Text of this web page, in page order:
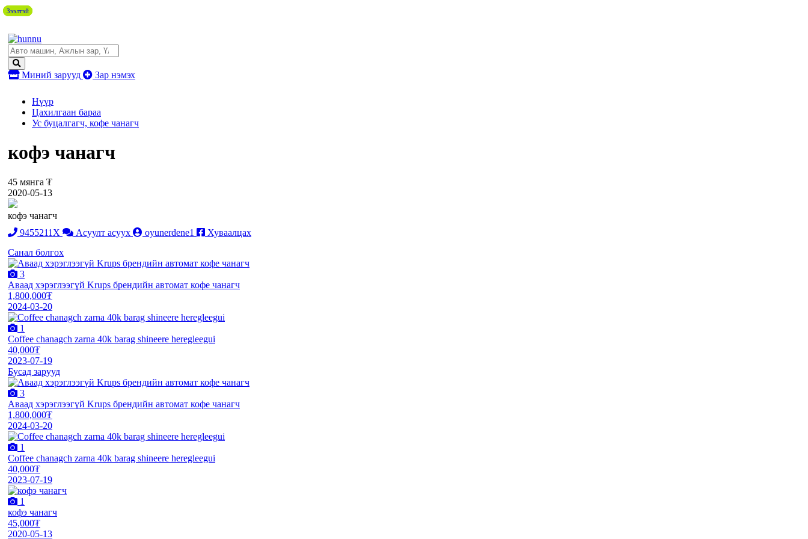
Миний зарууд Зар нэмэх
Нүүр
Цахилгаан бараа
Ус буцалгагч, кофе чанагч
кофэ чанагч
45 мянга ₮
2020-05-13
кофэ чанагч
9455211X
Асуулт асуух oyunerdene1
Хуваалцах
Санал болгох
Зээлтэй
3
Аваад хэрэглээгүй Krups брендийн автомат кофе чанагч
1,800,000₮
2024-03-20
1
Coffee chanagch zarna 40k barag shineere heregleegui
40,000₮
2023-07-19
Бусад зарууд
Зээлтэй
3
Аваад хэрэглээгүй Krups брендийн автомат кофе чанагч
1,800,000₮
2024-03-20
1
Coffee chanagch zarna 40k barag shineere heregleegui
40,000₮
2023-07-19
1
кофэ чанагч
45,000₮
2020-05-13
Зээлтэй